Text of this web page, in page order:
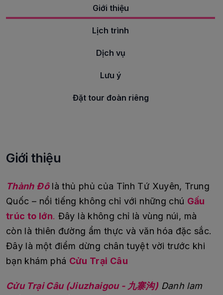
Giới thiệu
Lịch trình
Dịch vụ
Lưu ý
Đặt tour đoàn riêng
Giới thiệu
Thành Đô là thủ phủ của Tỉnh Tứ Xuyên, Trung
Quốc – nổi tiếng không chỉ với những chú Gấu
trúc to lớn.​ Đây là không chỉ là ​vùng núi, mà
còn là thiên đường ẩm thực và văn hóa đặc sắc.
Đây là một điểm dừng chân tuyệt vời trước khi
bạn khám phá Cửu Trại Câu
Cửu Trại Câu (Jiuzhaigou - 九寨沟) Danh lam